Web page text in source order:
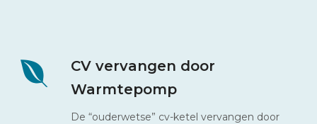
CV vervangen door
Warmtepomp
De “ouderwetse” cv-ketel vervangen door